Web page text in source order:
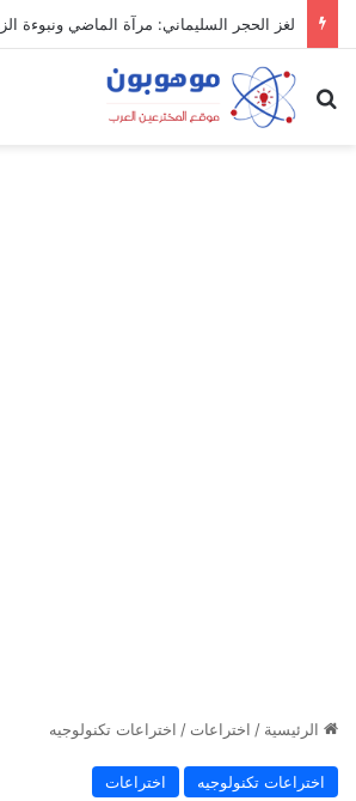
لغز الحجر السليماني: مرآة الماضي ونبوءة
بحث عن
الرئيسية / اختراعات / اختراعات تكنولوجيه
اختراعات تكنولوجيه اختراعات